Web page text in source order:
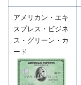
アメリカン・エキ
スプレス・ビジネ
ス・グリーン・カ
ード